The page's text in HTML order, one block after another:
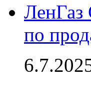
ЛенГаз
по